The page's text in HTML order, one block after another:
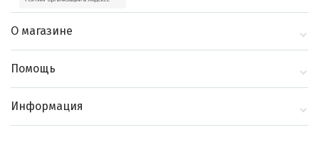
О магазине
Блог
Помощь
Информация